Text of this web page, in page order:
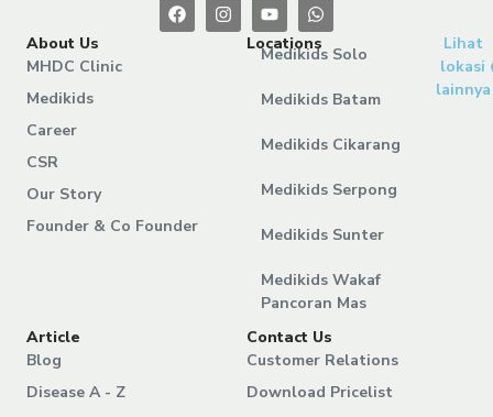
About Us
MHDC Clinic
Medikids
Career
CSR
Our Story
Founder & Co Founder
Locations
Medikids Solo
Medikids Batam
Medikids Cikarang
Medikids Serpong
Medikids Sunter
Medikids Wakaf
Pancoran Mas
Lihat
lokasi
lainnya
Article
Blog
Disease A - Z
Contact Us
Customer Relations
Download Pricelist